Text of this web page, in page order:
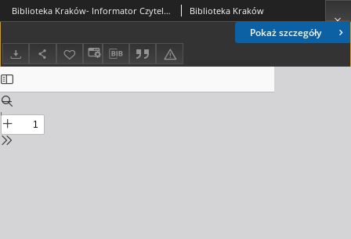
Pokaż szczegóły
Biblioteka Kraków- Informator Czytelniczo-Kulturalny, 2017. 10. nr 1 (01) Biblioteka Kraków